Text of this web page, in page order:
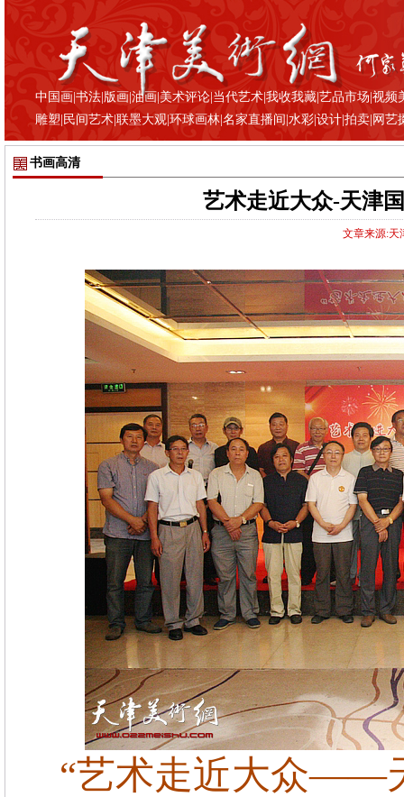
中国画 |书法 版画 |油画 |美术评论 当代艺术 |我收我藏 |艺品市场 |视频
雕塑 民间艺术 |联墨大观 |环球画林 |名家直播间 |水彩 |设计 |拍卖 网艺
书画高清
艺术走近大众-天津
文章来源:天
“艺术走近大众——